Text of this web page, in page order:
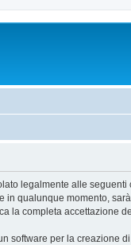
legalmente alle
qualunque momento,
la completa accettazione
software per la creazione